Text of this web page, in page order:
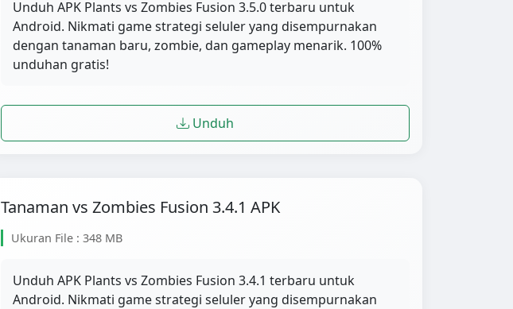
Unduh APK Plants vs Zombies Fusion 3.5.0 terbaru untuk
Android. Nikmati game strategi seluler yang disempurnakan
dengan tanaman baru, zombie, dan gameplay menarik. 100%
unduhan gratis!
Unduh
Tanaman vs Zombies Fusion 3.4.1 APK
Ukuran File : 348 MB
Unduh APK Plants vs Zombies Fusion 3.4.1 terbaru untuk
Android. Nikmati game strategi seluler yang disempurnakan